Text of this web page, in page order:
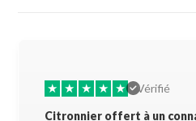
★ ★ ★ ★ ★
Vérifié
Citronnier offert à un